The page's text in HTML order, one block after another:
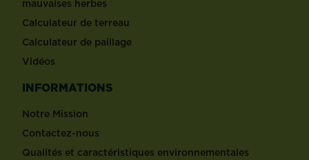
mauvaises herbes
Calculateur de terreau
Calculateur de paillage
Vidéos
INFORMATIONS
Notre Mission
Contactez-nous
Qualités et caractéristiques environnementales